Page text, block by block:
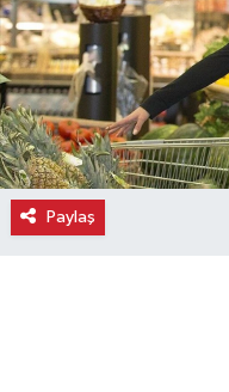
Paylaş
Emlak
Gündem
Gurme
Haber